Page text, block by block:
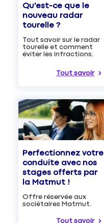
Qu'est-ce que le
nouveau radar
tourelle ?
Tout savoir sur le radar
tourelle et comment
éviter les infractions.
Tout savoir
Perfectionnez votre
conduite avec nos
stages offerts par
la Matmut !
Offre réservée aux
sociétaires Matmut.
Tout savoir